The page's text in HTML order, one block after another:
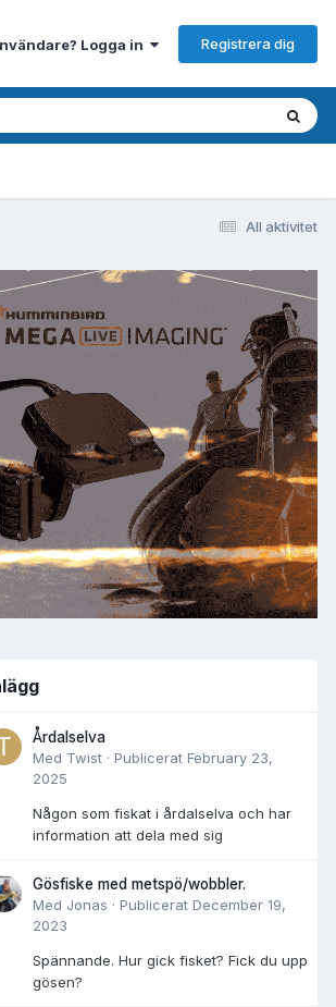
Logga in Registrera dig
All aktivitet
Årdalselva
Med Twist · Publicerat February 23,
2025
Någon som fiskat i årdalselva och har
information att dela med sig
Gösfiske med metspö/wobbler.
Med Jonas · Publicerat December 19,
2023
Spännande. Hur gick fisket? Fick du upp
gösen?